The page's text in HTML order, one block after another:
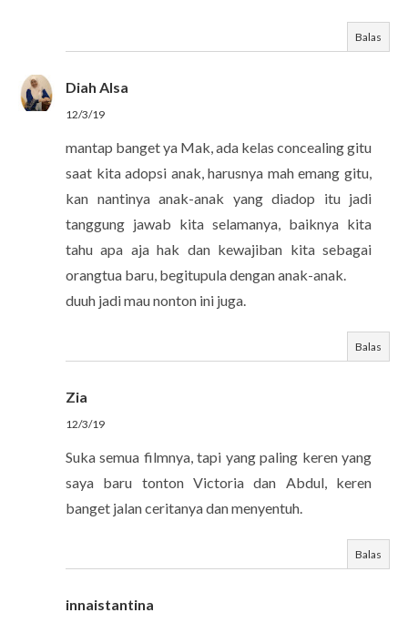
Balas
Diah Alsa
12/3/19
mantap banget ya Mak, ada kelas concealing gitu
saat kita adopsi anak, harusnya mah emang gitu,
kan nantinya anak-anak yang diadop itu jadi
tanggung jawab kita selamanya, baiknya kita
tahu apa aja hak dan kewajiban kita sebagai
orangtua baru, begitupula dengan anak-anak.
duuh jadi mau nonton ini juga.
Balas
Zia
12/3/19
Suka semua filmnya, tapi yang paling keren yang
saya baru tonton Victoria dan Abdul, keren
banget jalan ceritanya dan menyentuh.
Balas
innaistantina